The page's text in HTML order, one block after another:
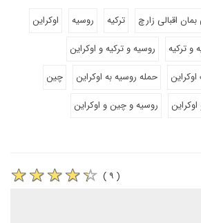
اقبالی زارچ ترکیه روسیه
اوکراین
و ترکیه
روسیه و ترکیه و اوکراین
حمله روسیه به اوکراین
چین
روسیه و چین و اوکراین
( ۹ )